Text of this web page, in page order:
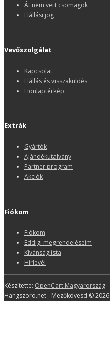
Át nem vett csomagok
Elállási jog
Vevőszolgálat
Kapcsolat
Elállás és visszaküldés
Honlaptérkép
Extrák
Gyártók
Ajándékutalvány
Partner program
Akciók
Fiókom
Fiókom
Eddigi megrendeléseim
Kívánságlista
Hírlevél
Készítette: OpenCart Magyarország
Hangszoro.net - Mezőkövesd © 2026